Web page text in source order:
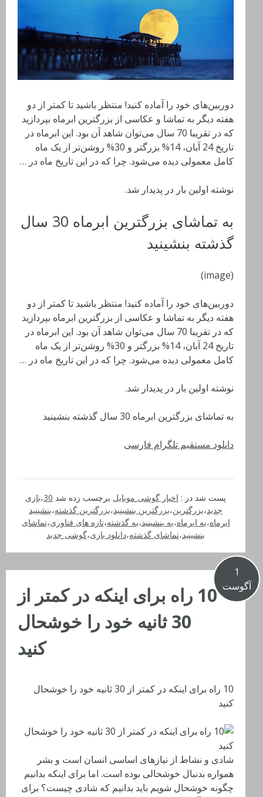
دوربین‌های خود را آماده کنید! منتظر باشید تا کمتر از دو
هفته دیگر به تماشا و عکاسی از بزرگترین ابرماه بپردازید
که در تقریبا 70 سال می‌توان شاهد آن بود. این ابرماه در
تاریخ 24 آبان، 14% بزرگتر و 30% روشن‌تر از یک ماه
کامل معمولی دیده می‌شود. چرا که در این تاریخ ماه در …
نوشته اولین بار در پدیدار شد.
به تماشای بزرگترین ابرماه 30 سال
گذشته بنشینید
(image)
دوربین‌های خود را آماده کنید! منتظر باشید تا کمتر از دو
هفته دیگر به تماشا و عکاسی از بزرگترین ابرماه بپردازید
که در تقریبا 70 سال می‌توان شاهد آن بود. این ابرماه در
تاریخ 24 آبان، 14% بزرگتر و 30% روشن‌تر از یک ماه
کامل معمولی دیده می‌شود. چرا که در این تاریخ ماه در …
نوشته اولین بار در پدیدار شد.
به تماشای بزرگترین ابرماه 30 سال گذشته بنشینید
دانلود مستقیم تلگرام فارسی
پست شد در : اخبار گوشی موبایل برچسب زده شد 30،بازی
جدید،بزرگترین،بزرگترین بنشینید،بزرگترین گذشته،بنشینید
ابرماه،به ابرماه،به بنشینید،به گذشته،تازه های فناوری،تماشای
بنشینید،تماشای گذشته،دانلود بازی،گوشی جدید
1
آگوست
10 راه برای اینکه در کمتر از
30 ثانیه خود را خوشحال
کنید
10 راه برای اینکه در کمتر از 30 ثانیه خود را خوشحال
کنید
شادی و نشاط از نیازهای اساسی انسان است و بشر
همواره بدنبال خوشحالی بوده است. اما برای اینکه بدانیم
چگونه خوشحال شویم باید بدانیم که شادی چیست؟ برای